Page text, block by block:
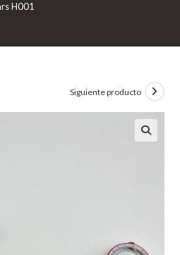
H001
Siguiente producto